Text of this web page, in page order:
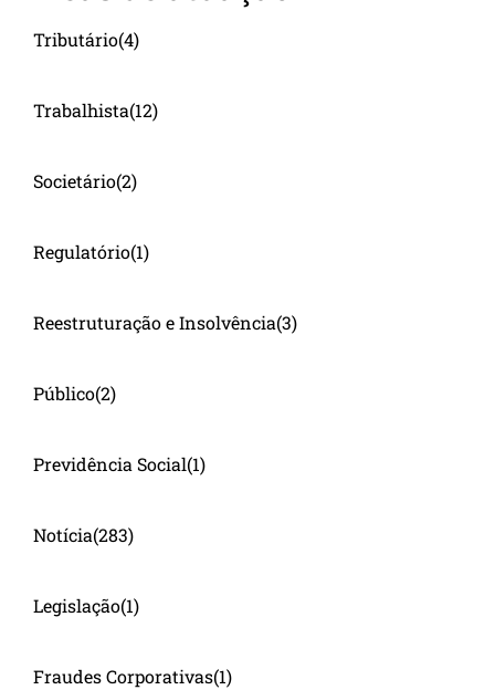
Tributário(4)
Trabalhista(12)
Societário(2)
Regulatório(1)
Reestruturação e Insolvência(3)
Público(2)
Previdência Social(1)
Notícia(283)
Legislação(1)
Fraudes Corporativas(1)